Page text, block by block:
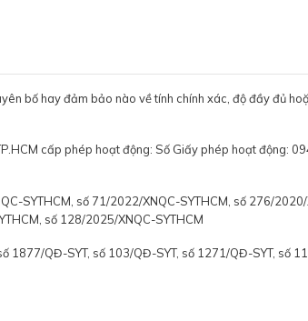
bố hay đảm bảo nào về tính chính xác, độ đầy đủ
cấp phép hoạt động: Số Giấy phép hoạt
SYTHCM, số 71/2022/XNQC-SYTHCM, số 276/
số 128/2025/XNQC-SYTHCM
1877/QĐ-SYT, số 103/QĐ-SYT, số 1271/QĐ-SYT, số